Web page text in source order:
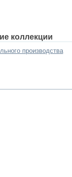
коллекции
производства